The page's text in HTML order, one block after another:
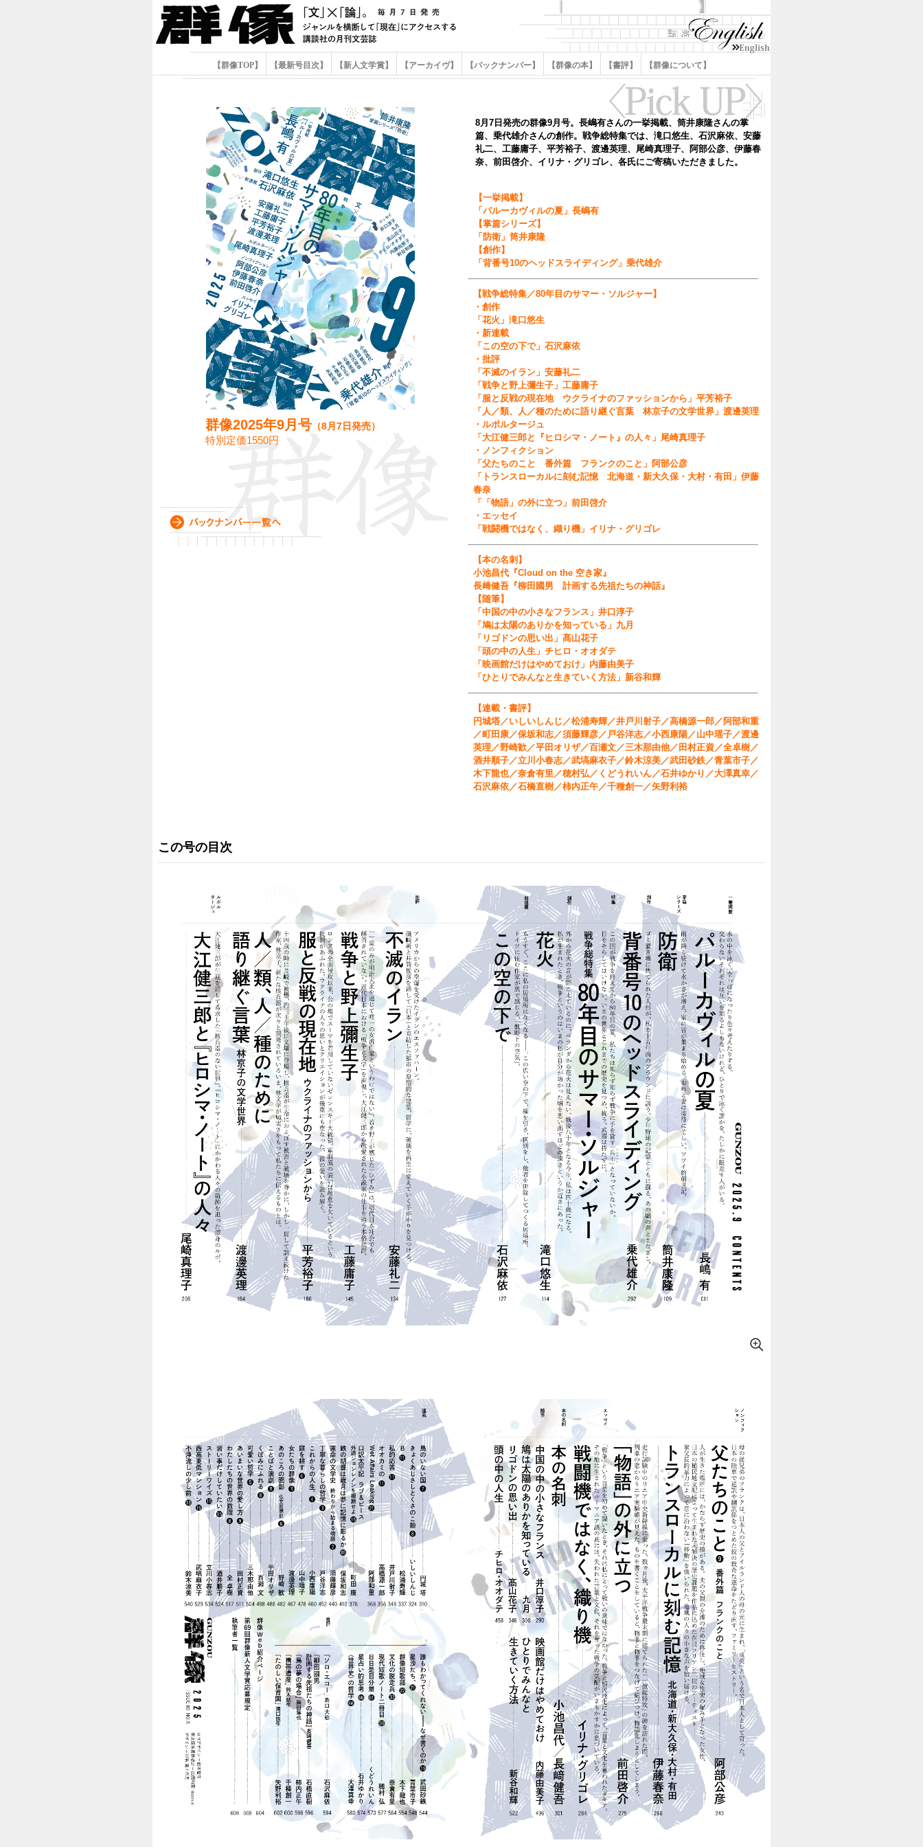
【群像TOP】 【最新号目次】 【新人文学賞】 【アーカイヴ】 【バックナンバー】 【群像の本】 【書評】 【群像について】
群像2025年9月号 （8月7日発売）
特別定価1550円
8月7日発売の群像9月号。長嶋有さんの一挙掲載、筒井康隆さんの掌
篇、乗代雄介さんの創作。戦争総特集では、滝口悠生、石沢麻依、安藤
礼二、工藤庸子、平芳裕子、渡邊英理、尾崎真理子、阿部公彦、伊藤春
奈、前田啓介、イリナ・グリゴレ、各氏にご寄稿いただきました。
【一挙掲載】
「パルーカヴィルの夏」長嶋有
【掌篇シリーズ】
「防衛」筒井康隆
【創作】
「背番号10のヘッドスライディング」乗代雄介
【戦争総特集／80年目のサマー・ソルジャー】
・創作
「花火」滝口悠生
・新連載
「この空の下で」石沢麻依
・批評
「不滅のイラン」安藤礼二
「戦争と野上彌生子」工藤庸子
「服と反戦の現在地 ウクライナのファッションから」平芳裕子
「人／類、人／種のために語り継ぐ言葉 林京子の文学世界」渡邊英理
・ルポルタージュ
「大江健三郎と『ヒロシマ・ノート』の人々」尾崎真理子
・ノンフィクション
「父たちのこと 番外篇 フランクのこと」阿部公彦
「トランスローカルに刻む記憶 北海道・新大久保・大村・有田」伊藤
春奈
「「物語」の外に立つ」前田啓介
・エッセイ
「戦闘機ではなく、織り機」イリナ・グリゴレ
【本の名刺】
小池昌代『Cloud on the 空き家』
長﨑健吾『柳田國男 計画する先祖たちの神話』
【随筆】
「中国の中の小さなフランス」井口淳子
「鳩は太陽のありかを知っている」九月
「リゴドンの思い出」髙山花子
「頭の中の人生」チヒロ・オオダテ
「映画館だけはやめておけ」内藤由美子
「ひとりでみんなと生きていく方法」新谷和輝
【連載・書評】
円城塔／いしいしんじ／松浦寿輝／井戸川射子／高橋源一郎／阿部和重
／町田康／保坂和志／須藤輝彦／戸谷洋志／小西康陽／山中瑶子／渡邊
英理／野崎歓／平田オリザ／百瀬文／三木那由他／田村正資／全卓樹／
酒井順子／立川小春志／武塙麻衣子／鈴木涼美／武田砂鉄／青葉市子／
木下龍也／奈倉有里／穂村弘／くどうれいん／石井ゆかり／大澤真幸／
石沢麻依／石橋直樹／柿内正午／千種創一／矢野利裕
この号の目次